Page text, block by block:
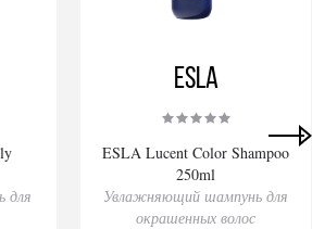
для
ESLA
ESLA Lucent Color Shampoo
250ml
Увлажняющий шампунь для
окрашенных волос